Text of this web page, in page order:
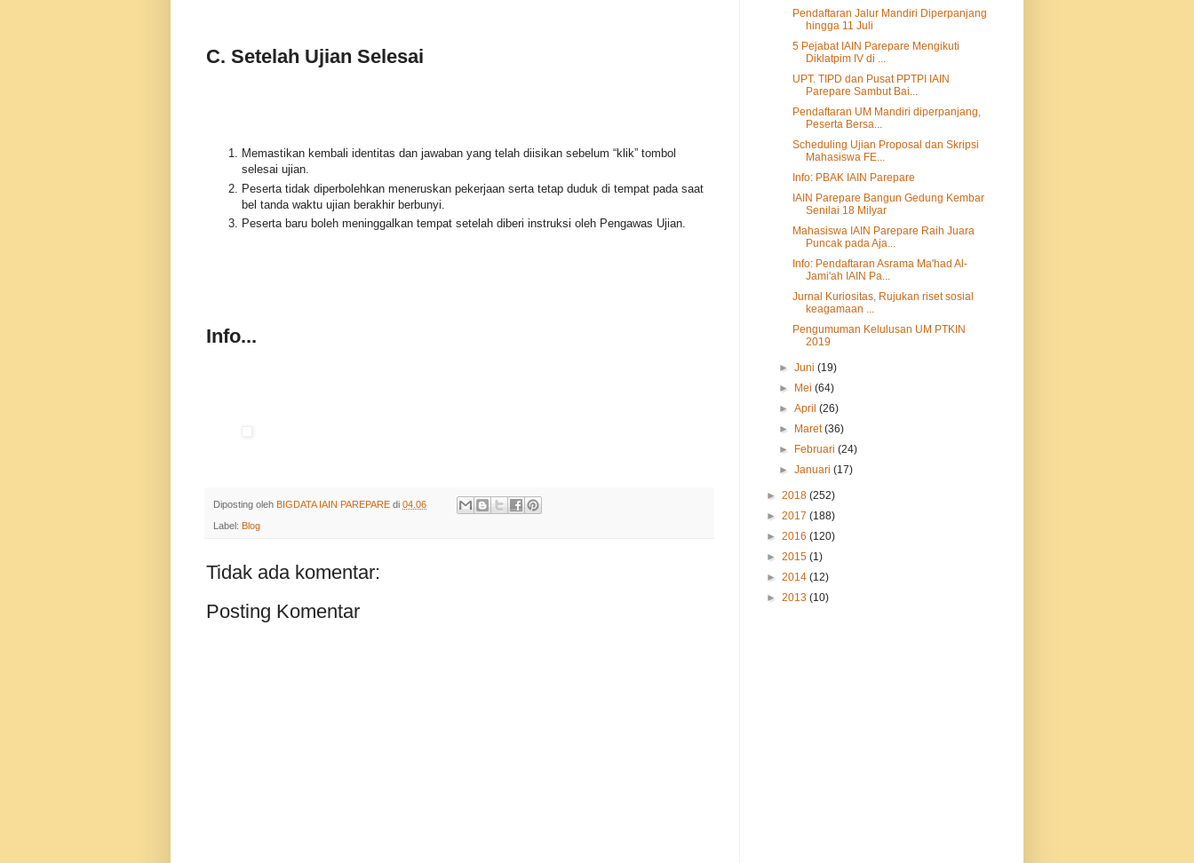
C. Setelah Ujian Selesai
Memastikan kembali identitas dan jawaban yang telah diisikan sebelum “klik” tombol
selesai ujian.
Peserta tidak diperbolehkan meneruskan pekerjaan serta tetap duduk di tempat pada saat
bel tanda waktu ujian berakhir berbunyi.
Peserta baru boleh meninggalkan tempat setelah diberi instruksi oleh Pengawas Ujian.
Info...
Diposting oleh BIGDATA IAIN PAREPARE di 04.06
Label: Blog
Tidak ada komentar:
Posting Komentar
Pendaftaran Jalur Mandiri Diperpanjang
hingga 11 Juli
5 Pejabat IAIN Parepare Mengikuti
Diklatpim IV di ...
UPT. TIPD dan Pusat PPTPI IAIN
Parepare Sambut Bai...
Pendaftaran UM Mandiri diperpanjang,
Peserta Bersa...
Scheduling Ujian Proposal dan Skripsi
Mahasiswa FE...
Info: PBAK IAIN Parepare
IAIN Parepare Bangun Gedung Kembar
Senilai 18 Milyar
Mahasiswa IAIN Parepare Raih Juara
Puncak pada Aja...
Info: Pendaftaran Asrama Ma'had Al-
Jami'ah IAIN Pa...
Jurnal Kuriositas, Rujukan riset sosial
keagamaan ...
Pengumuman Kelulusan UM PTKIN
2019
►Juni(19)
►
Mei(64)
►April(26)
►
Maret(36)
►
Februari(24)
►Januari(17)
► 2018 (252)
► 2017 (188)
► 2016 (120)
► 2015 (1)
► 2014 (12)
► 2013 (10)